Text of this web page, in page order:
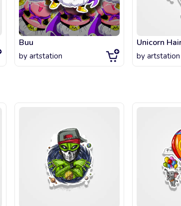
Buu
by artstation by artstation